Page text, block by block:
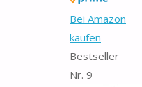
Bei Amazon
kaufen
Bestseller
Nr. 9